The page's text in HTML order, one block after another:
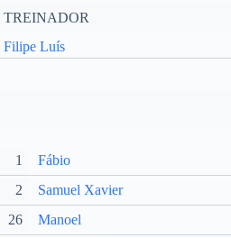
TREINADOR
Filipe Luís
1 Fábio
2 Samuel Xavier
26 Manoel